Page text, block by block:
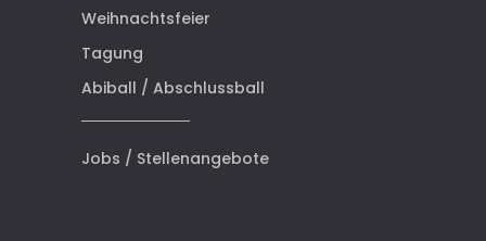
Weihnachtsfeier
Tagung
Abiball / Abschlussball
Jobs / Stellenangebote